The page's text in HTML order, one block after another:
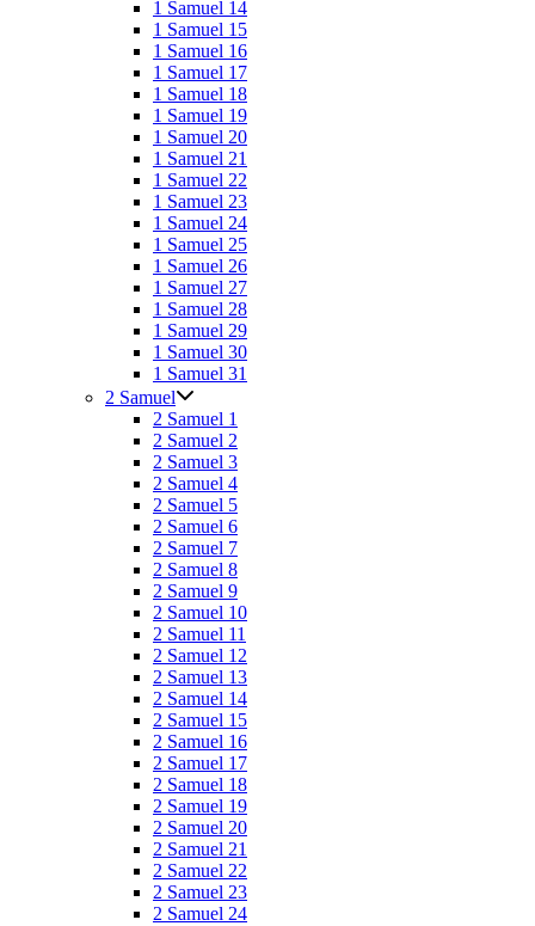
1 Samuel 14
1 Samuel 15
1 Samuel 16
1 Samuel 17
1 Samuel 18
1 Samuel 19
1 Samuel 20
1 Samuel 21
1 Samuel 22
1 Samuel 23
1 Samuel 24
1 Samuel 25
1 Samuel 26
1 Samuel 27
1 Samuel 28
1 Samuel 29
1 Samuel 30
1 Samuel 31
2 Samuel
2 Samuel 1
2 Samuel 2
2 Samuel 3
2 Samuel 4
2 Samuel 5
2 Samuel 6
2 Samuel 7
2 Samuel 8
2 Samuel 9
2 Samuel 10
2 Samuel 11
2 Samuel 12
2 Samuel 13
2 Samuel 14
2 Samuel 15
2 Samuel 16
2 Samuel 17
2 Samuel 18
2 Samuel 19
2 Samuel 20
2 Samuel 21
2 Samuel 22
2 Samuel 23
2 Samuel 24